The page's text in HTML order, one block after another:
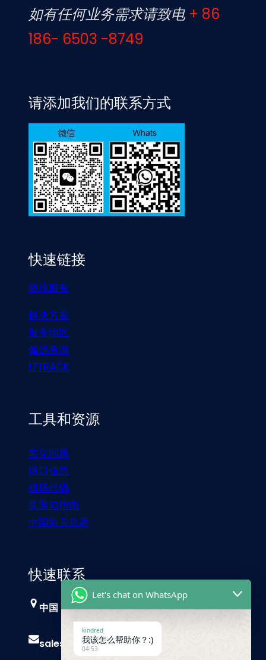
如有任何业务需求请致电 + 86
186- 6503 -8749
请添加我们的联系方式
快速链接
物流服务
解决方案
服务地区
偏远查询
17TRACK
工具和资源
常见问题
港口信息
机场代码
集装箱指南
中国海关总署
快速联系
中国，广州
sales@trust-freight.com
Let's chat on WhatsApp
kindred
我该怎么帮助你？:)
04:53